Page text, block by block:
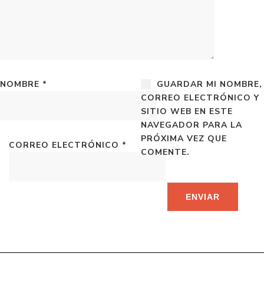
NOMBRE *
CORREO ELECTRÓNICO *
GUARDAR MI NOMBRE,
CORREO ELECTRÓNICO Y
SITIO WEB EN ESTE
NAVEGADOR PARA LA
PRÓXIMA VEZ QUE
COMENTE.